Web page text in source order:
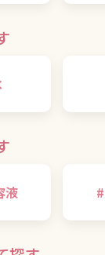
液 #